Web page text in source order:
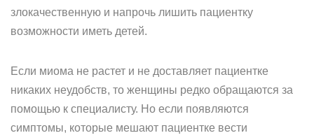
злокачественную и напрочь лишить пациентку
возможности иметь детей.
Если миома не растет и не доставляет пациентке
никаких неудобств, то женщины редко обращаются за
помощью к специалисту. Но если появляются
симптомы, которые мешают пациентке вести